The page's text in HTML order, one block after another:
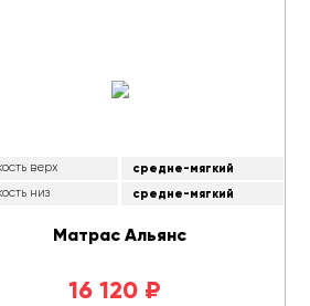
верх средне-мягкий
низ средне-мягкий
Матрас Альянс
16 120 ₽